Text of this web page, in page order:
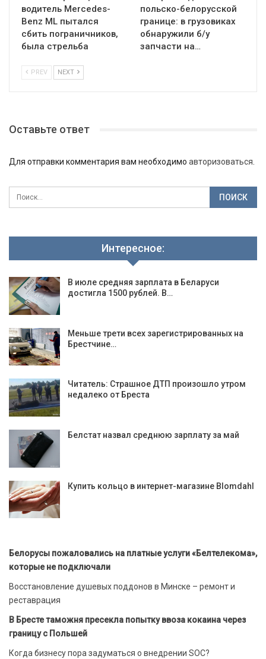
водитель Mercedes-
Benz ML пытался
сбить пограничников,
была стрельба
польско-белорусской
границе: в грузовиках
обнаружили б/у
запчасти на…
PREV NEXT
Оставьте ответ
Для отправки комментария вам необходимо авторизоваться
Интересное:
В июле средняя зарплата в Беларуси
достигла 1500 рублей. В…
Меньше трети всех зарегистрированных на
Брестчине…
Читатель: Страшное ДТП произошло утром
недалеко от Бреста
Белстат назвал среднюю зарплату за май
Купить кольцо в интернет-магазине Blomdahl
Белорусы пожаловались на платные услуги «Белтелекома»,
которые не подключали
Восстановление душевых поддонов в Минске – ремонт и
реставрация
В Бресте таможня пресекла попытку ввоза кокаина через
границу с Польшей
Когда бизнесу пора задуматься о внедрении SOC?